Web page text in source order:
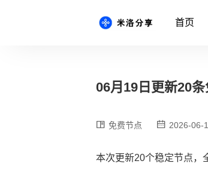
首页
06月19日更新20
免费节点 2026-06-
本次更新20个稳定节点，